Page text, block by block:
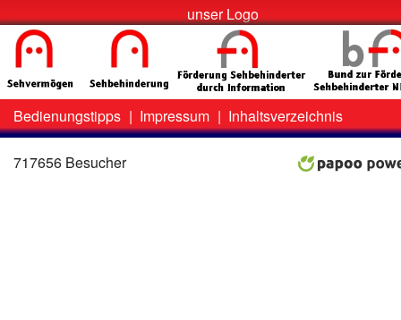
unser Logo
Zweit-
Menü
Bedienungstipps | Impressum | Inhaltsverzeichnis
717656 Besucher